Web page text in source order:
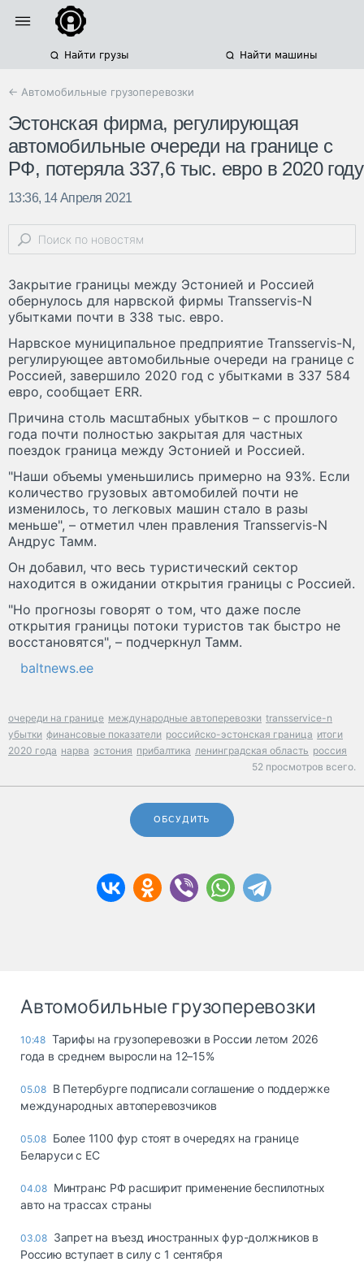
Найти грузы Найти машины
← Автомобильные грузоперевозки
Эстонская фирма, регулирующая
автомобильные очереди на границе с
РФ, потеряла 337,6 тыс. евро в 2020 году
13:36, 14 Апреля 2021
Закрытие границы между Эстонией и Россией
обернулось для нарвской фирмы Transservis-N
убытками почти в 338 тыс. евро.
Нарвское муниципальное предприятие Transservis-N,
регулирующее автомобильные очереди на границе с
Россией, завершило 2020 год с убытками в 337 584
евро, сообщает ERR.
Причина столь масштабных убытков – с прошлого
года почти полностью закрытая для частных
поездок граница между Эстонией и Россией.
"Наши объемы уменьшились примерно на 93%. Если
количество грузовых автомобилей почти не
изменилось, то легковых машин стало в разы
меньше", – отметил член правления Transservis-N
Андрус Тамм.
Он добавил, что весь туристический сектор
находится в ожидании открытия границы с Россией.
"Но прогнозы говорят о том, что даже после
открытия границы потоки туристов так быстро не
восстановятся", – подчеркнул Тамм.
baltnews.ee
очереди на границе международные автоперевозки transservice-n
убытки финансовые показатели российско-эстонская граница итоги
2020 года нарва эстония прибалтика ленинградская область россия
52 просмотров всего.
ОБСУДИТЬ
Автомобильные грузоперевозки
10:48 Тарифы на грузоперевозки в России летом 2026
года в среднем выросли на 12–15%
05.08 В Петербурге подписали соглашение о поддержке
международных автоперевозчиков
05.08 Более 1100 фур стоят в очередях на границе
Беларуси с ЕС
04.08 Минтранс РФ расширит применение беспилотных
авто на трассах страны
03.08 Запрет на въезд иностранных фур-должников в
Россию вступает в силу с 1 сентября